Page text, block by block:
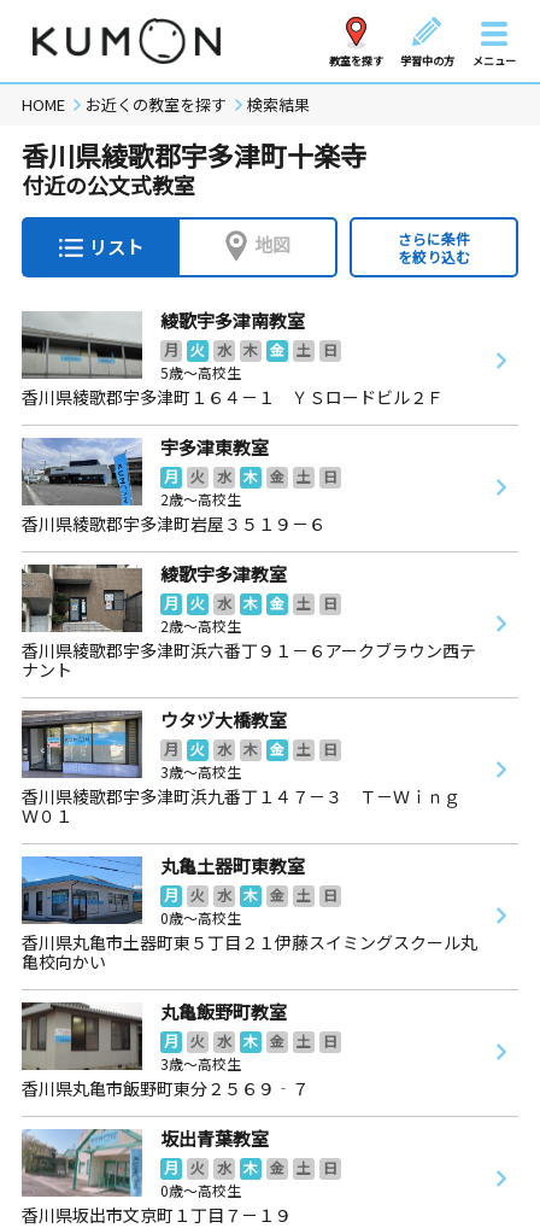
教室を探す 学習中の方 メニュー
HOME お近くの教室を探す 検索結果
香川県綾歌郡宇多津町十楽寺
付近の公文式教室
リスト 地図
さらに条件
を絞り込む
綾歌宇多津南教室
月 火 水 木 金 土
日
5歳～高校生
香川県綾歌郡宇多津町１６４－１ ＹＳロードビル２Ｆ
宇多津東教室
月 火 水 木 金 土
日
2歳～高校生
香川県綾歌郡宇多津町岩屋３５１９－６
綾歌宇多津教室
月 火 水 木 金 土
日
2歳～高校生
香川県綾歌郡宇多津町浜六番丁９１－６アークブラウン西テ
ナント
ウタヅ大橋教室
月 火 水 木 金 土
日
3歳～高校生
香川県綾歌郡宇多津町浜九番丁１４７－３ Ｔ－Ｗｉｎｇ
Ｗ０１
丸亀土器町東教室
月 火 水 木 金 土
日
0歳～高校生
香川県丸亀市土器町東５丁目２１伊藤スイミングスクール丸
亀校向かい
丸亀飯野町教室
月 火 水 木 金 土
日
3歳～高校生
香川県丸亀市飯野町東分２５６９‐７
坂出青葉教室
月 火 水 木 金 土
日
0歳～高校生
香川県坂出市文京町１丁目７－１９